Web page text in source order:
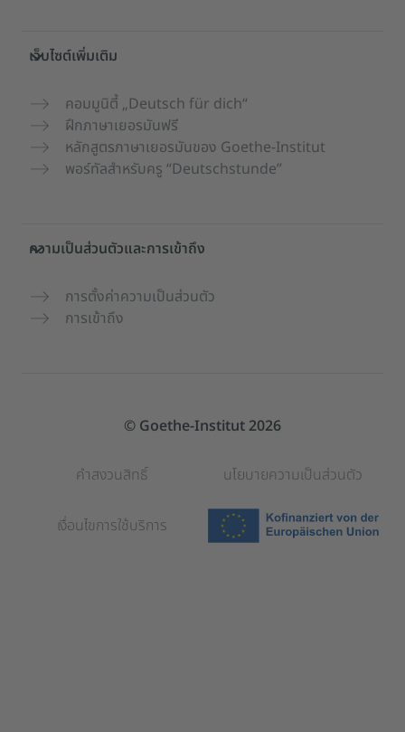
เว็บไซต์เพิ่มเติม
คอมมูนิตี้ „Deutsch für dich“
ฝึกภาษาเยอรมันฟรี
หลักสูตรภาษาเยอรมันของ Goethe-Institut
พอร์ทัลสำหรับครู “Deutschstunde”
ความเป็นส่วนตัวและการเข้าถึง
การตั้งค่าความเป็นส่วนตัว
การเข้าถึง
© Goethe-Institut 2026
คำสงวนสิทธิ์ นโยบายความเป็นส่วนตัว
เงื่อนไขการใช้บริการ